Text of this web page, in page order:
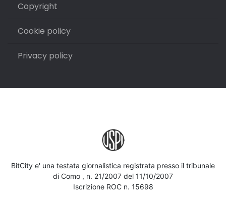
Copyright
Cookie policy
Privacy policy
BitCity e' una testata giornalistica registrata presso il tribunale
di Como , n. 21/2007 del 11/10/2007
Iscrizione ROC n. 15698